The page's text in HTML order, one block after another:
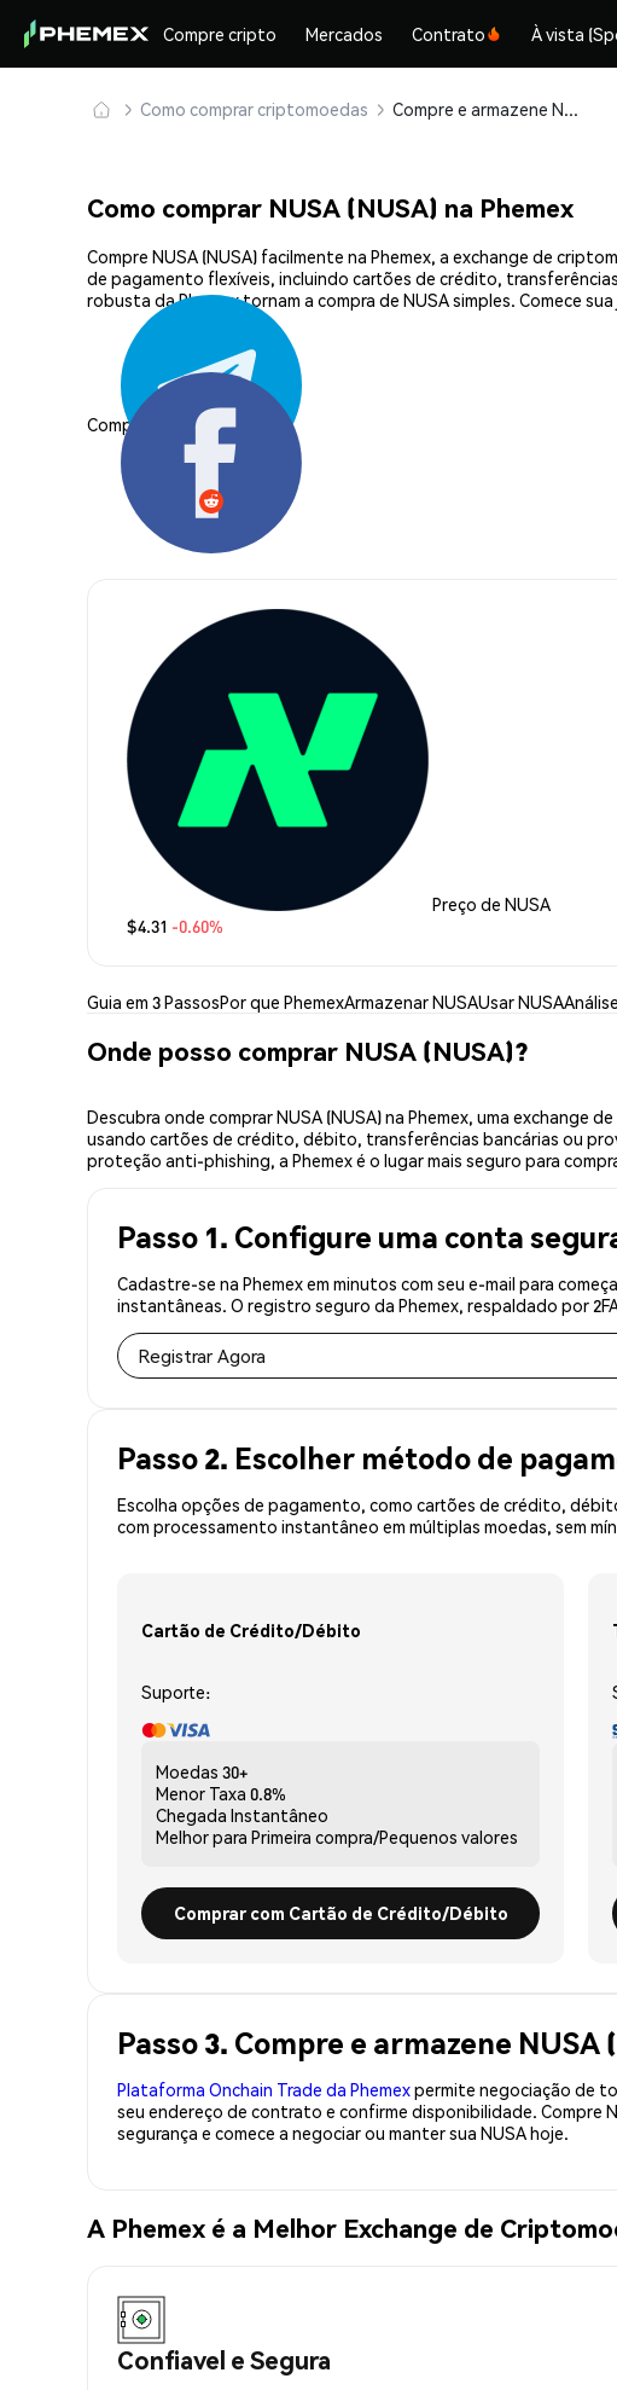
Compre cripto Mercados Contrato À vista
Como comprar criptomoedas Compre e armazene NUSA (NUSA) com segurança
Como comprar NUSA (NUSA) na Phemex
Compre NUSA (NUSA) facilmente na Phemex, a exchange de
de pagamento flexíveis, incluindo cartões de crédito,
robusta da Phemex tornam a compra de NUSA simples. Comece
Compartilhar:
Preço de NUSA
$4.31 -0.60%
Guia em 3 PassosPor que PhemexArmazenar NUSAUsar NUSA
Onde posso comprar NUSA (NUSA)?
Descubra onde comprar NUSA (NUSA) na Phemex, uma
usando cartões de crédito, débito, transferências bancárias ou
proteção anti-phishing, a Phemex é o lugar mais seguro para
Passo 1. Configure uma conta
Cadastre-se na Phemex em minutos com seu e-mail para
instantâneas. O registro seguro da Phemex, respaldado por
Registrar Agora
Passo 2. Escolher método de
Escolha opções de pagamento, como cartões de crédito,
com processamento instantâneo em múltiplas moedas, sem
Cartão de Crédito/Débito
Suporte:
Moedas 30+
Menor Taxa 0.8%
Chegada Instantâneo
Melhor para Primeira compra/Pequenos valores
Comprar com Cartão de Crédito/Débito
Passo 3. Compre e armazene
Plataforma Onchain Trade da Phemexpermite negociação de
seu endereço de contrato e confirme disponibilidade. Compre
segurança e comece a negociar ou manter sua NUSA hoje.
A Phemex é a Melhor Exchange de
Confiavel e Segura